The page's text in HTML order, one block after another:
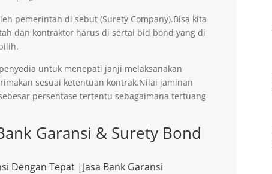
pemerintah di sebut (Surety Company).Bisa kita
dan kontraktor harus di sertai bid bond yang di
untuk menepati janji melaksanakan
sesuai ketentuan kontrak.Nilai jaminan
persentase tertentu sebagaimana tertuang
Garansi & Surety Bond
Dengan Tepat |Jasa Bank Garansi